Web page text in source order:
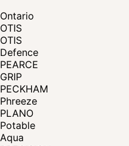
Ontario
OTIS
OTIS
Defence
PEARCE
GRIP
PECKHAM
Phreeze
PLANO
Potable
Aqua